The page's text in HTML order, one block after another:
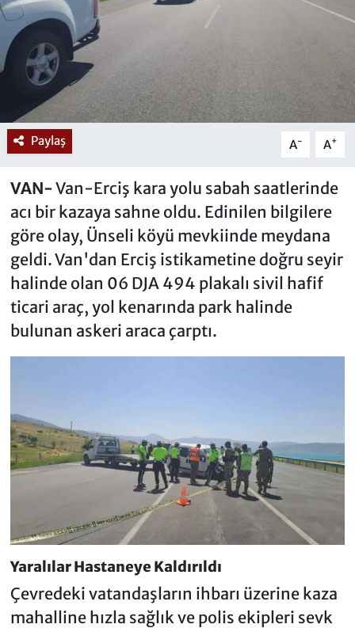
Paylaş A- A+
VAN- Van-Erciş kara yolu sabah saatlerinde
acı bir kazaya sahne oldu. Edinilen bilgilere
göre olay, Ünseli köyü mevkiinde meydana
geldi. Van'dan Erciş istikametine doğru seyir
halinde olan 06 DJA 494 plakalı sivil hafif
ticari araç, yol kenarında park halinde
bulunan askeri araca çarptı.
Yaralılar Hastaneye Kaldırıldı
Çevredeki vatandaşların ihbarı üzerine kaza
mahalline hızla sağlık ve polis ekipleri sevk